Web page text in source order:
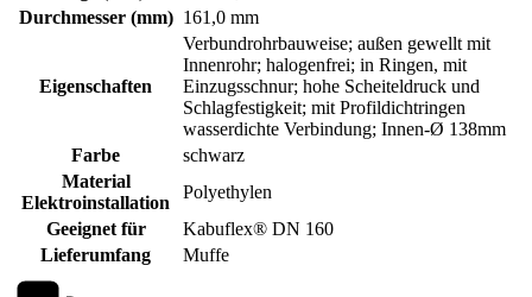
Durchmesser (mm) 161,0 mm
Eigenschaften
Verbundrohrbauweise; außen gewellt mit
Innenrohr; halogenfrei; in Ringen, mit
Einzugsschnur; hohe Scheiteldruck und
Schlagfestigkeit; mit Profildichtringen
wasserdichte Verbindung; Innen-Ø 138mm
Farbe
schwarz
Material
Elektroinstallation
Polyethylen
Geeignet für
Kabuflex® DN 160
Lieferumfang
Muffe